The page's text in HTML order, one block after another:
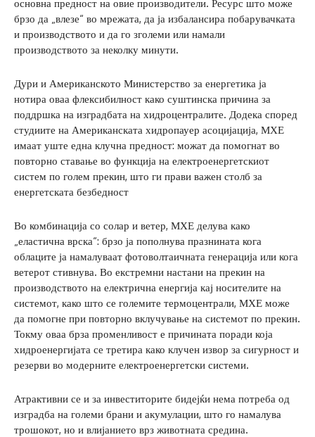
основна предност на овие производители. Ресурс што може
брзо да „влезе“ во мрежата, да ја избалансира побарувачката
и производството и да го зголеми или намали
производството за неколку минути.
Дури и Американското Министерство за енергетика ја
нотира оваа флексибилност како суштинска причина за
поддршка на изградбата на хидроцентралите. Додека според
студиите на Американската хидропауер асоцијација, МХЕ
имаат уште една клучна предност: можат да помогнат во
повторно ставање во функција на електроенергетскиот
систем по голем прекин, што ги прави важен столб за
енергетската безбедност
Во комбинација со солар и ветер, МХЕ делува како
„еластична врска“: брзо ја пополнува празнината кога
облаците ја намалуваат фотоволтаичната генерација или кога
ветерот стивнува. Во екстремни настани на прекин на
производството на електрична енергија кај носителите на
системот, како што се големите термоцентрали, МХЕ може
да помогне при повторно вклучување на системот по прекин.
Токму оваа брза променливост е причината поради која
хидроенергијата се третира како клучен извор за сигурност и
резерви во модерните електроенергетски системи.
Атрактивни се и за инвеститорите бидејќи нема потреба од
изградба на големи брани и акумулации, што го намалува
трошокот, но и влијанието врз животната средина.